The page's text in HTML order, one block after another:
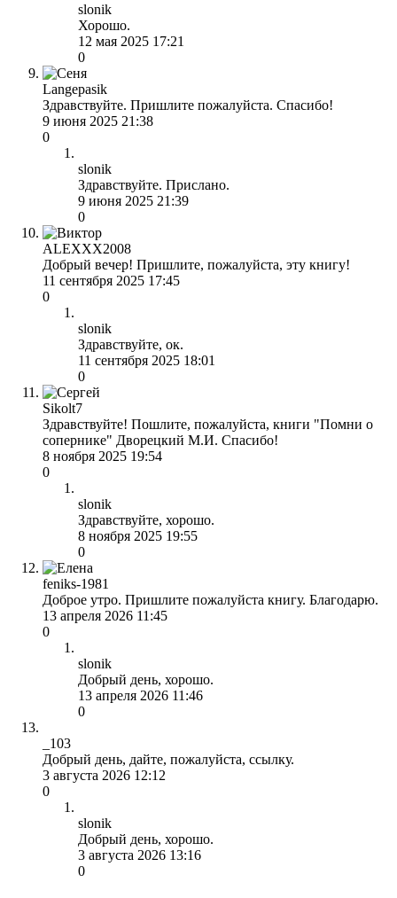
slonik
Хорошо.
12 мая 2025 17:21
0
Langepasik
Здравствуйте. Пришлите пожалуйста. Спасибо!
9 июня 2025 21:38
0
slonik
Здравствуйте. Прислано.
9 июня 2025 21:39
0
ALEXXX2008
Добрый вечер! Пришлите, пожалуйста, эту книгу!
11 сентября 2025 17:45
0
slonik
Здравствуйте, ок.
11 сентября 2025 18:01
0
Sikolt7
Здравствуйте! Пошлите, пожалуйста, книги "Помни о
сопернике" Дворецкий М.И. Спасибо!
8 ноября 2025 19:54
0
slonik
Здравствуйте, хорошо.
8 ноября 2025 19:55
0
feniks-1981
Доброе утро. Пришлите пожалуйста книгу. Благодарю.
13 апреля 2026 11:45
0
slonik
Добрый день, хорошо.
13 апреля 2026 11:46
0
_103
Добрый день, дайте, пожалуйста, ссылку.
3 августа 2026 12:12
0
slonik
Добрый день, хорошо.
3 августа 2026 13:16
0